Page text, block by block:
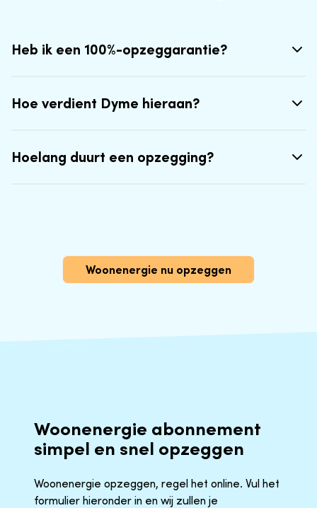
Heb ik een 100%-opzeggarantie?
Hoe verdient Dyme hieraan?
Hoelang duurt een opzegging?
Woonenergie nu opzeggen
Woonenergie abonnement
simpel en snel opzeggen
Woonenergie opzeggen, regel het online. Vul het
formulier hieronder in en wij zullen je